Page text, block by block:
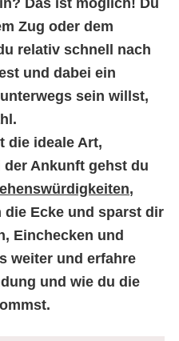
Das ist möglich! Du
Zug oder dem
relativ schnell nach
und dabei ein
sein willst,
die ideale Art,
der Ankunft gehst du
,
Ecke und sparst dir
Einchecken und
weiter und erfahre
und wie du die